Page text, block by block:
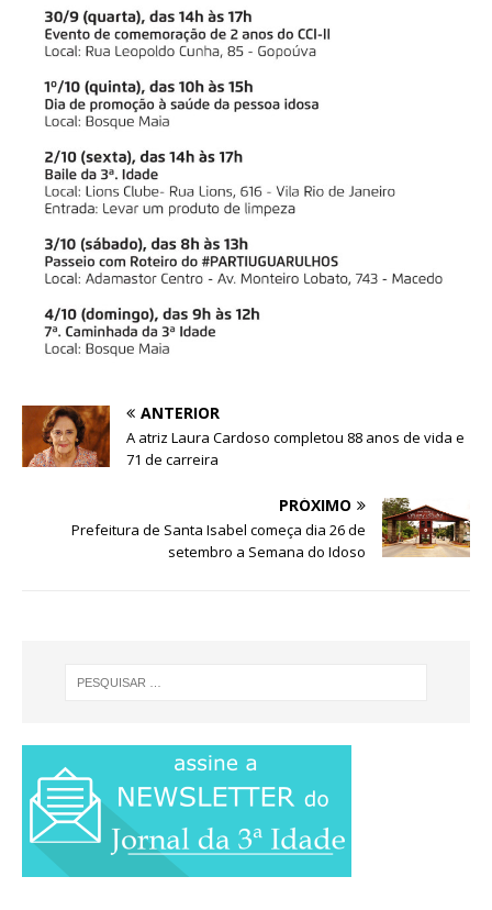
ANTERIOR
A atriz Laura Cardoso completou 88 anos de vida e
71 de carreira
PRÓXIMO
Prefeitura de Santa Isabel começa dia 26 de
setembro a Semana do Idoso